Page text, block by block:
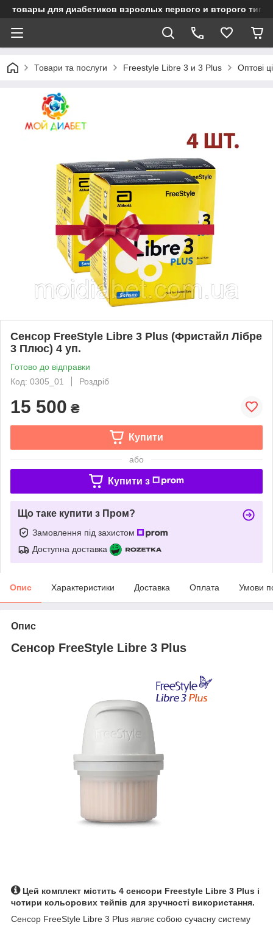
товары для диабетиков взрослых первого и второго типа
Товари та послуги Freestyle Libre 3 и 3 Plus Оптові
Сенсор FreeStyle Libre 3 Plus (Фристайл Лібре
3 Плюс) 4 уп.
Готово до відправки
Код: 0305_01
Роздріб
15 500 ₴
Купити
або
Купити з
Що таке купити з Пром?
Замовлення під захистом
Доступна доставка
Опис Характеристики Доставка Оплата Умови
Опис
Сенсор FreeStyle Libre 3 Plus
Цей комплект містить 4 сенсори Freestyle Libre 3 Plus і
чотири кольорових тейпів для зручності використання.
Сенсор FreeStyle Libre 3 Plus являє собою сучасну систему